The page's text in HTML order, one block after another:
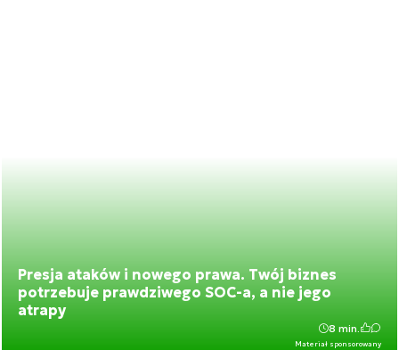
Presja ataków i nowego prawa. Twój biznes
potrzebuje prawdziwego SOC-a, a nie jego
atrapy
Materiał sponsorowany
8 min.